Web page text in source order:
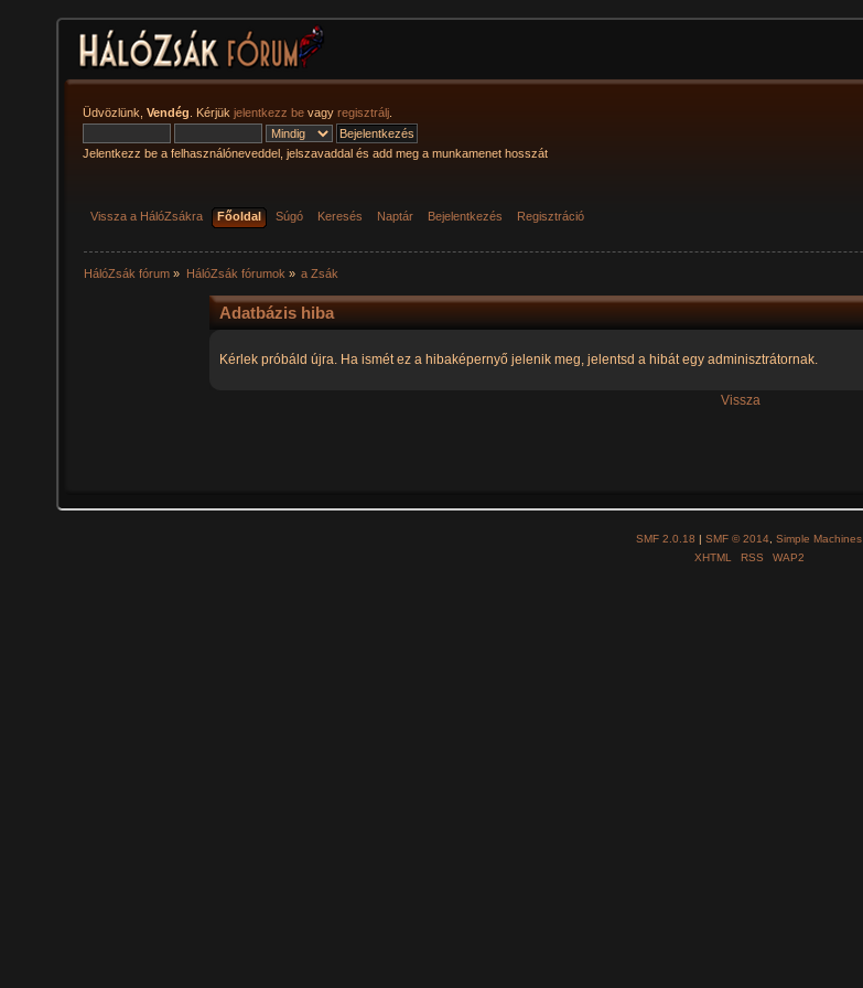
Üdvözlünk, Vendég . Kérjük jelentkezz be vagy regisztrálj
Jelentkezz be a felhasználóneveddel, jelszavaddal és add meg a munkamenet hosszát
Vissza a HálóZsákra Főoldal Súgó Keresés Naptár Bejelentkezés Regisztráció
HálóZsák fórum » HálóZsák fórumok » a Zsák
Adatbázis hiba
Kérlek próbáld újra. Ha ismét ez a hibaképernyő jelenik meg, jelentsd a hibát egy adminisztrátornak.
Vissza
SMF 2.0.18 | SMF © 2014, Simple Machines
XHTML
RSS WAP2